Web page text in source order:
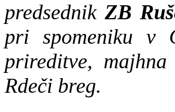
predsednik ZB
pri spomeniku v
prireditve,
Rdeči breg.